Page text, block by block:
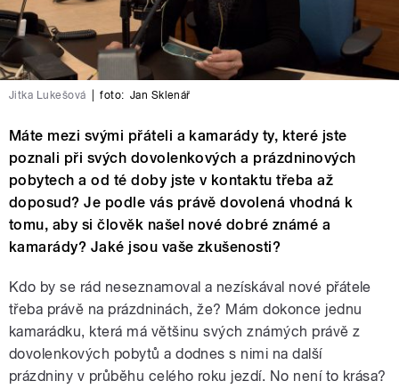
Jitka Lukešová foto: Jan Sklenář
Máte mezi svými přáteli a kamarády ty, které jste
poznali při svých dovolenkových a prázdninových
pobytech a od té doby jste v kontaktu třeba až
doposud? Je podle vás právě dovolená vhodná k
tomu, aby si člověk našel nové dobré známé a
kamarády? Jaké jsou vaše zkušenosti?
Kdo by se rád neseznamoval a nezískával nové přátele
třeba právě na prázdninách, že? Mám dokonce jednu
kamarádku, která má většinu svých známých právě z
dovolenkových pobytů a dodnes s nimi na další
prázdniny v průběhu celého roku jezdí. No není to krása?